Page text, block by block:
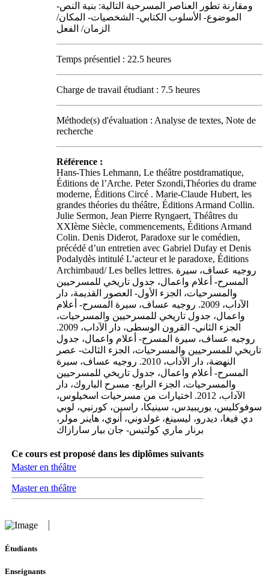
ومقارنة تطور العناصر المسرحية التالية: بنية النص-
الموضوع- الأسلوب الكتابي- الشخصيات- المكان/
الزمان/ الفعل
Temps présentiel : 22.5 heures
Charge de travail étudiant : 7.5 heures
Méthode(s) d'évaluation : Analyse de textes, Note de
recherche
Référence :
Hans-Thies Lehmann, Le théâtre postdramatique,
Éditions de l’Arche. Peter Szondi,Théories du drame
moderne, Éditions Circé . Marie-Claude Hubert, les
grandes théories du théâtre, Éditions Armand Collin.
Julie Sermon, Jean Pierre Ryngaert, Théâtres du
XXIème Siècle, commencements, Éditions Armand
Colin. Denis Diderot, Paradoxe sur le comédien,
précédé d’un entretien avec Gabriel Dufay et Denis
Podalydès intitulé L’acteur et le paradoxe, Éditions
Archimbaud/ Les belles lettres. روجيه عساف، سيرة
المسرح- أعلام واعمال، جدول تاريخي للمسرحيين
والمسرحيات، الجزء الأول- العصور القديمة، دار
الآداب، 2009. روجيه عساف، سيرة المسرح- أعلام
واعمال، جدول تاريخي للمسرحيين والمسرحيات،
الجزء الثاني- القرون الوسطى، دار الآداب، 2009.
روجيه عساف، سيرة المسرح- أعلام واعمال، جدول
تاريخي للمسرحيين والمسرحيات، الجزء الثالث- عصر
النهضة، دار الآداب، 2010. روجيه عساف، سيرة
المسرح- أعلام واعمال، جدول تاريخي للمسرحيين
والمسرحيات، الجزء الرابع- مسرح الباروك، دار
الآداب، 2012. اختيارات من مسرحيات اسخيلوس،
سوفوكليس، يوريبيدس، سينيكا، راسين، كورنيي، لوبي
دي فيغا، ديدرو، ليسينغ، غولدوني، أنوي، هاينر مولر،
برنار ماري كولتيس- جان بيار سارازاك
Ce cours est proposé dans les diplômes suivants
Master en théâtre
Master en théâtre
Étudiants
Enseignants